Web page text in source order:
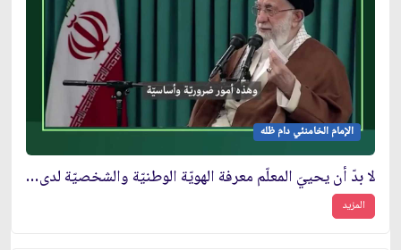
الإمام الخامنئي دام ظله
لا بدّ أن يحييَ المعلّم معرفة الهويّة الوطنيّة والشخصيّة لدى التلميذ
المزيد